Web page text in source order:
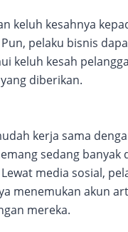
keluh kesahnya
pelaku bisnis
keluh kesah
diberikan.
kerja sama
sedang banyak
media sosial,
menemukan akun
mereka.